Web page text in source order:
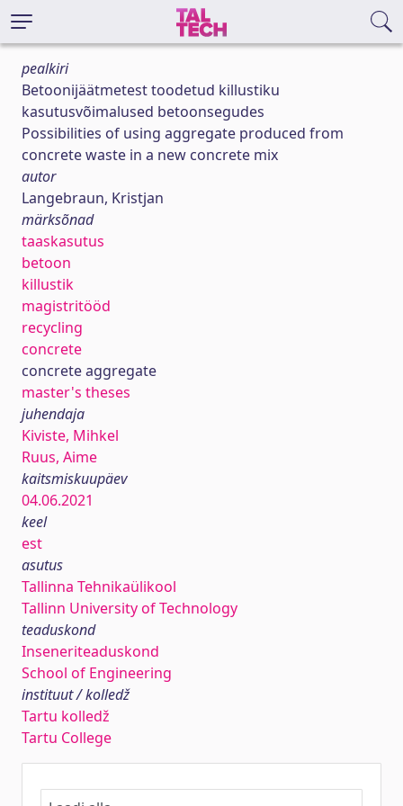
pealkiri
Betoonijäätmetest toodetud killustiku
kasutusvõimalused betoonsegudes
Possibilities of using aggregate produced from
concrete waste in a new concrete mix
autor
Langebraun, Kristjan
märksõnad
taaskasutus
betoon
killustik
magistritööd
recycling
concrete
concrete aggregate
master's theses
juhendaja
Kiviste, Mihkel
Ruus, Aime
kaitsmiskuupäev
04.06.2021
keel
est
asutus
Tallinna Tehnikaülikool
Tallinn University of Technology
teaduskond
Inseneriteaduskond
School of Engineering
instituut / kolledž
Tartu kolledž
Tartu College